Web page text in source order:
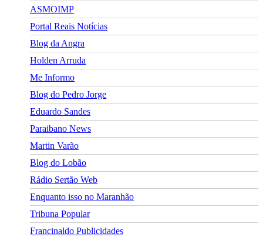
ASMOIMP
Portal Reais Notí­cias
Blog da Angra
Holden Arruda
Me Informo
Blog do Pedro Jorge
Eduardo Sandes
Paraibano News
Martin Varão
Blog do Lobão
Rádio Sertão Web
Enquanto isso no Maranhão
Tribuna Popular
Francinaldo Publicidades